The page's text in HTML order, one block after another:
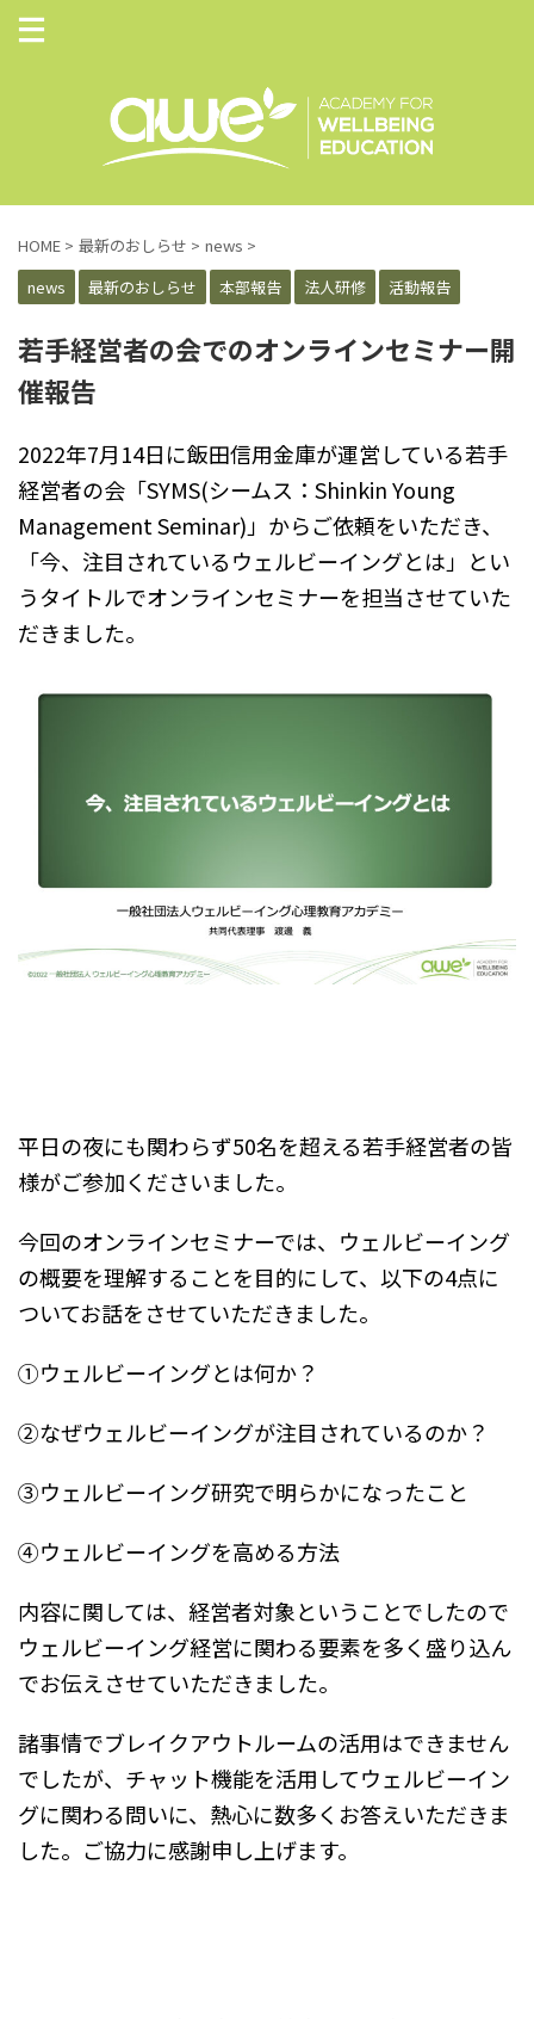
HOME > 最新のおしらせ > news >
news
最新のおしらせ 本部報告 法人研修 活動報告
若手経営者の会でのオンラインセミナー開
催報告
2022年7月14日に飯田信用金庫が運営している若手
経営者の会「SYMS(シームス：Shinkin Young
Management Seminar)」からご依頼をいただき、
「今、注目されているウェルビーイングとは」とい
うタイトルでオンラインセミナーを担当させていた
だきました。
平日の夜にも関わらず50名を超える若手経営者の皆
様がご参加くださいました。
今回のオンラインセミナーでは、ウェルビーイング
の概要を理解することを目的にして、以下の4点に
ついてお話をさせていただきました。
①ウェルビーイングとは何か？
②なぜウェルビーイングが注目されているのか？
③ウェルビーイング研究で明らかになったこと
④ウェルビーイングを高める方法
内容に関しては、経営者対象ということでしたので
ウェルビーイング経営に関わる要素を多く盛り込ん
でお伝えさせていただきました。
諸事情でブレイクアウトルームの活用はできません
でしたが、チャット機能を活用してウェルビーイン
グに関わる問いに、熱心に数多くお答えいただきま
した。ご協力に感謝申し上げます。